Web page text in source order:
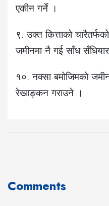
एकीन गर्ने ।
९. उक्त कित्ताको
जमीनमा नै गई साँध
१०. नक्सा बमोजिमको
रेखाङ्कन गराउने ।
Comments